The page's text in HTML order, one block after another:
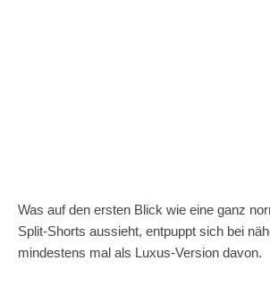
Was auf den ersten Blick wie eine ganz
Split-Shorts aussieht, entpuppt sich bei
mindestens mal als Luxus-Version davon.